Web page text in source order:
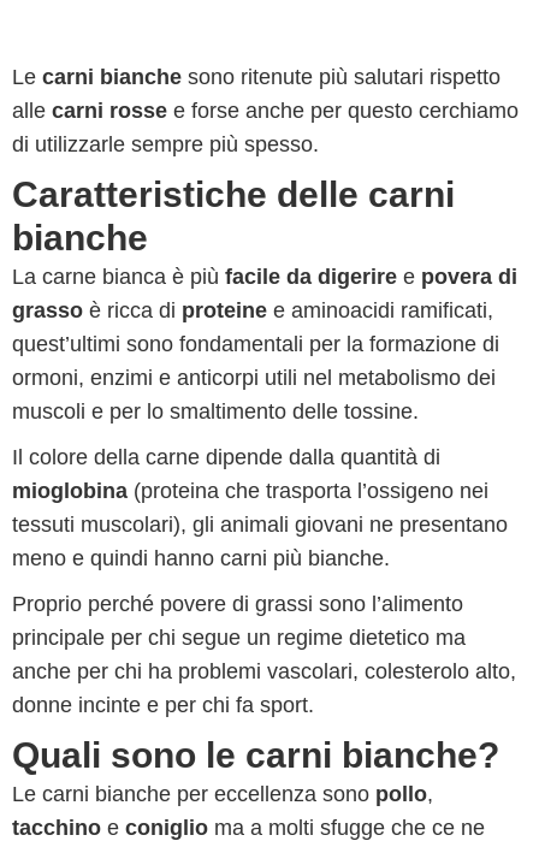
Le carni bianche sono ritenute più salutari rispetto
alle carni rosse e forse anche per questo cerchiamo
di utilizzarle sempre più spesso.
Caratteristiche delle carni
bianche
La carne bianca è più facile da digerire e povera di
grasso è ricca di proteine e aminoacidi ramificati,
quest’ultimi sono fondamentali per la formazione di
ormoni, enzimi e anticorpi utili nel metabolismo dei
muscoli e per lo smaltimento delle tossine.
Il colore della carne dipende dalla quantità di
mioglobina (proteina che trasporta l’ossigeno nei
tessuti muscolari), gli animali giovani ne presentano
meno e quindi hanno carni più bianche.
Proprio perché povere di grassi sono l’alimento
principale per chi segue un regime dietetico ma
anche per chi ha problemi vascolari, colesterolo alto,
donne incinte e per chi fa sport.
Quali sono le carni bianche?
Le carni bianche per eccellenza sono pollo,
tacchino e coniglio ma a molti sfugge che ce ne